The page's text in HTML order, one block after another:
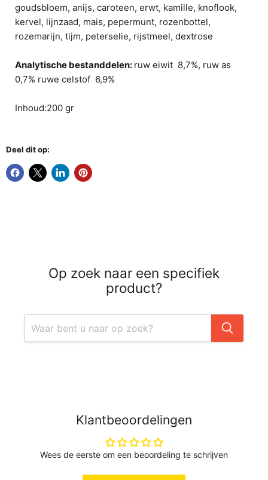
goudsbloem, anijs, caroteen, erwt, kamille, knoflook,
kervel, lijnzaad, mais, pepermunt, rozenbottel,
rozemarijn, tijm, peterselie, rijstmeel, dextrose
Analytische bestanddelen: ruw eiwit 8,7%, ruw as
0,7% ruwe celstof 6,9%
Inhoud:200 gr
Deel dit op:
Op zoek naar een specifiek
product?
Klantbeoordelingen
Wees de eerste om een beoordeling te schrijven